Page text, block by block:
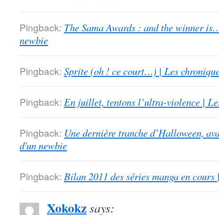
Pingback: The Sama Awards : and the winner
newbie
Pingback: Sprite (oh ! ce court…) | Les
Pingback: En juillet, tentons l’ultra-violence |
Pingback: Une dernière tranche d’Halloween,
d'un newbie
Pingback: Bilan 2011 des séries manga en
Xokokzsays: